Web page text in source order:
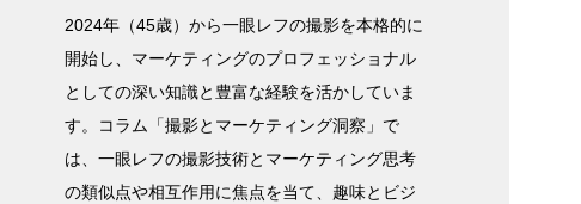
2024年（45歳）から一眼レフの撮影を本格的に
開始し、マーケティングのプロフェッショナル
としての深い知識と豊富な経験を活かしていま
す。コラム「撮影とマーケティング洞察」で
は、一眼レフの撮影技術とマーケティング思考
の類似点や相互作用に焦点を当て、趣味とビジ